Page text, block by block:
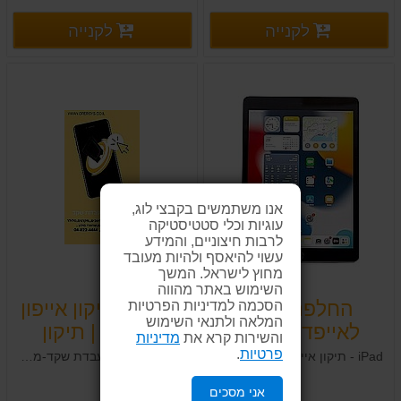
אנו משתמשים בקבצי לוג,
עוגיות וכלי סטטיסטיקה
לרבות חיצוניים, והמידע
עשוי להיאסף ולהיות מעובד
מחוץ לישראל. המשך
השימוש באתר מהווה
הסכמה למדיניות הפרטיות
המלאה ולתנאי השימוש
והשירות קרא את מדיניות
פרטיות
אני מסכים
פרטים נוספים פרטים נוספים לקנייה פרטים נוספים
לקנייה
החלפת מסך
לאייפד בחיפה
וקריות IPAD
מעבדת תיקון אייפון
בקריות | תיקון
אייפון בחיפה
עופר מערכות מעבדת שקד-מעבדה מקצועית לתיקוני אייפון בצפון ,בחיפה,בקריות